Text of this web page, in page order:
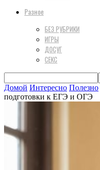
Разное
БЕЗ РУБРИКИ
ИГРЫ
ДОСУГ
СЕКС
Домой Интересно Полезно
подготовки к ЕГЭ и ОГЭ